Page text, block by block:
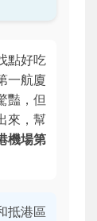
點好吃
一航廈
豔，但
來，幫
機場第
抵港區